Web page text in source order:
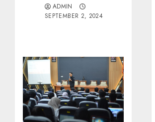
ADMIN
SEPTEMBER 2, 2024